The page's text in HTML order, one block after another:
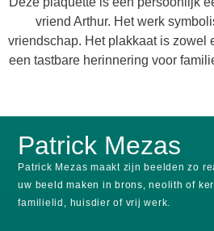
vriend Arthur. Het werk
vriendschap. Het plakkaat is zowel
een tastbare herinnering voor
Patrick Mezas
Patrick Mezas maakt zijn beelden zo
uw beeld maken in brons, neolith of
familielid, huisdier of vrij werk.